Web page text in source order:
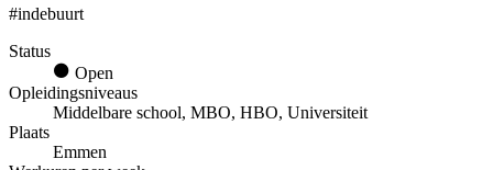
#indebuurt
Status
Open
Opleidingsniveaus
Middelbare school, MBO, HBO, Universiteit
Plaats
Emmen